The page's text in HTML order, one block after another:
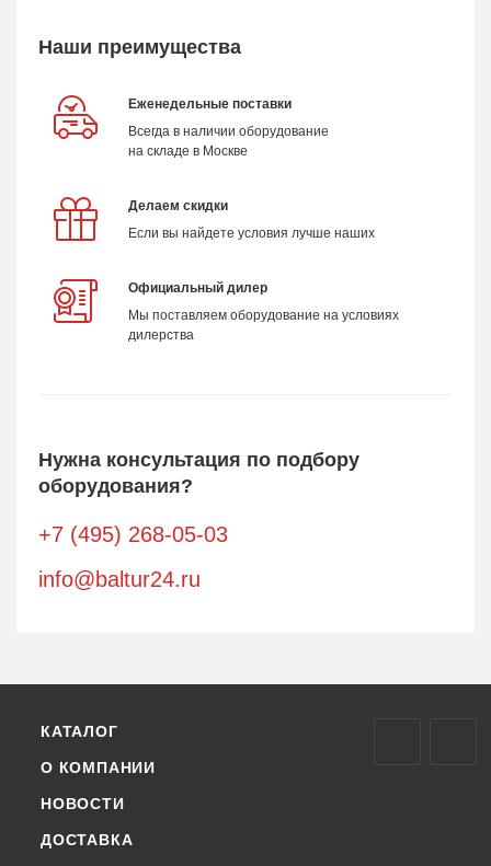
Наши преимущества
Еженедельные поставки
Всегда в наличии оборудование
на складе в Москве
Делаем скидки
Если вы найдете условия лучше наших
Официальный дилер
Мы поставляем оборудование на условиях
дилерства
Нужна консультация по подбору
оборудования?
+7 (495) 268-05-03
info@baltur24.ru
КАТАЛОГ
О КОМПАНИИ
НОВОСТИ
ДОСТАВКА